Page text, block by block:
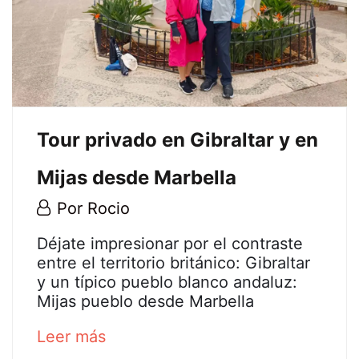
20T18:02:17+01:00
Tour privado en Gibraltar y en
Mijas desde Marbella
20
2022
Por Rocio
Tour
privado
en
Gibraltar
Déjate impresionar por el contraste
entre el territorio británico: Gibraltar
y un típico pueblo blanco andaluz:
Mijas pueblo desde Marbella
Leer másabout